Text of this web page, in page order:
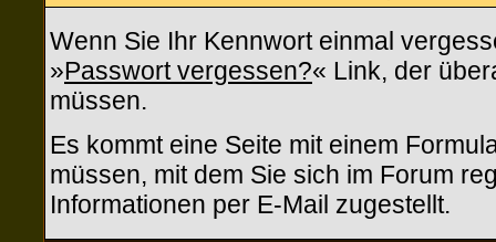
Wenn Sie Ihr Kennwort einmal
»Passwort vergessen?« Link, der
müssen.
Es kommt eine Seite mit einem
müssen, mit dem Sie sich im Forum
Informationen per E-Mail zugestellt.